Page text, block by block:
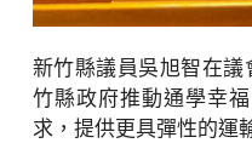
新竹縣議員吳旭智在
竹縣政府推動通學幸
求，提供更具彈性的運